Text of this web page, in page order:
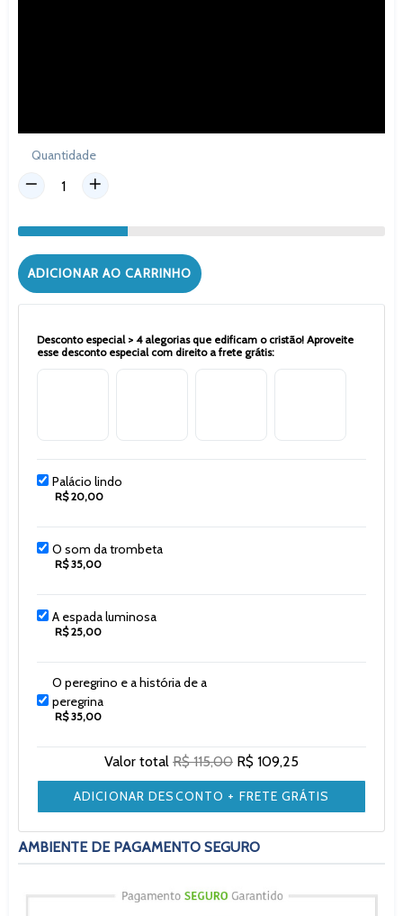
Quantidade
ADICIONAR AO CARRINHO
Desconto especial > 4 alegorias que edificam o cristão! Aproveite
esse desconto especial com direito a frete grátis:
Palácio lindo
R$ 20,00
O som da trombeta
R$ 35,00
A espada luminosa
R$ 25,00
O peregrino e a história de a
peregrina
R$ 35,00
Valor total R$ 115,00 R$ 109,25
ADICIONAR DESCONTO + FRETE GRÁTIS
AMBIENTE DE PAGAMENTO SEGURO